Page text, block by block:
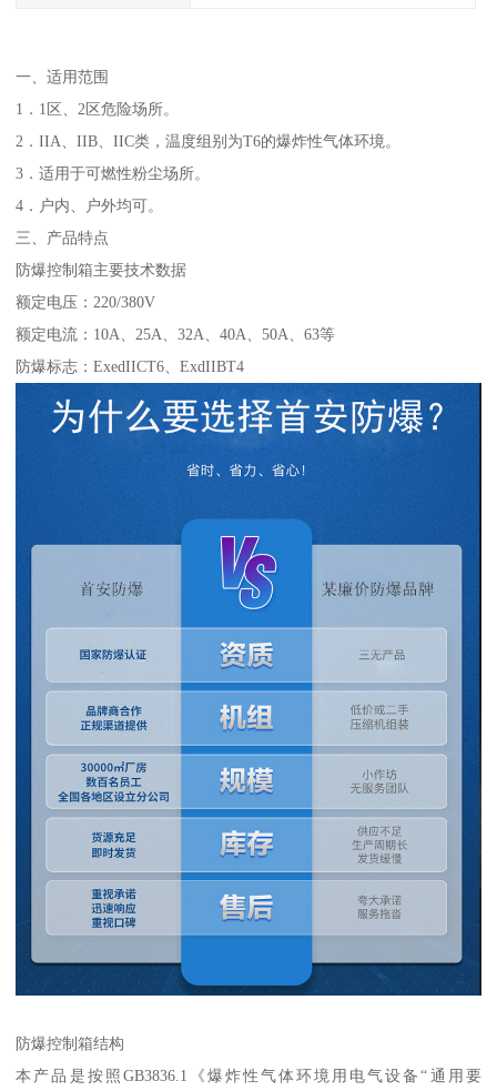
一、适用范围
1．1区、2区危险场所。
2．IIA、IIB、IIC类，温度组别为T6的爆炸性气体环境。
3．适用于可燃性粉尘场所。
4．户内、户外均可。
三、产品特点
防爆控制箱主要技术数据
额定电压：220/380V
额定电流：10A、25A、32A、40A、50A、63等
防爆标志：ExedIICT6、ExdIIBT4
防爆控制箱结构
本产品是按照GB3836.1《爆炸性气体环境用电气设备“通用要